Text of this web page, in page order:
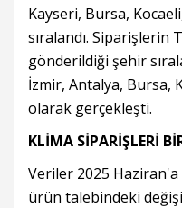
Kayseri, Bursa,
sıralandı. Siparişlerin
gönderildiği şehir
İzmir, Antalya, Bursa,
olarak gerçekleşti.
KLİMA SİPARİŞLERİ
Veriler 2025
ürün talebindeki